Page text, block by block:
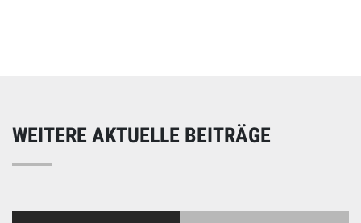
WEITERE AKTUELLE BEITRÄGE